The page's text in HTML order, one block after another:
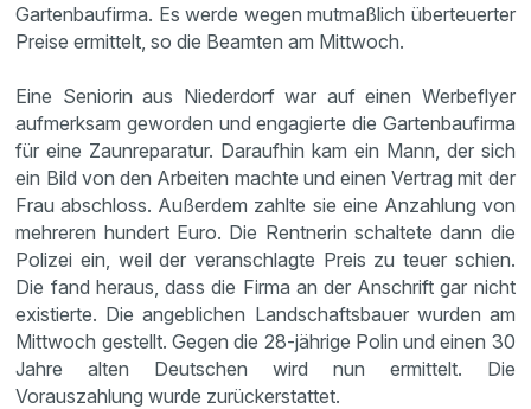
Gartenbaufirma. Es werde wegen mutmaßlich überteuerter
Preise ermittelt, so die Beamten am Mittwoch.
Eine Seniorin aus Niederdorf war auf einen Werbeflyer
aufmerksam geworden und engagierte die Gartenbaufirma
für eine Zaunreparatur. Daraufhin kam ein Mann, der sich
ein Bild von den Arbeiten machte und einen Vertrag mit der
Frau abschloss. Außerdem zahlte sie eine Anzahlung von
mehreren hundert Euro. Die Rentnerin schaltete dann die
Polizei ein, weil der veranschlagte Preis zu teuer schien.
Die fand heraus, dass die Firma an der Anschrift gar nicht
existierte. Die angeblichen Landschaftsbauer wurden am
Mittwoch gestellt. Gegen die 28-jährige Polin und einen 30
Jahre alten Deutschen wird nun ermittelt. Die
Vorauszahlung wurde zurückerstattet.